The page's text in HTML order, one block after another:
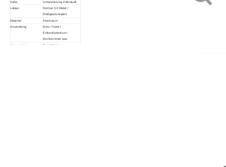
Höhe
Unterstützung individuell
Länge
Normal 3,0 Meter /
Maßgeschneidert
Material
Aluminium
Anwendung
Büro / Hotel /
Einkaufszentrum /
Wohnzimmer usw
Verwendung
Zum Schutz von